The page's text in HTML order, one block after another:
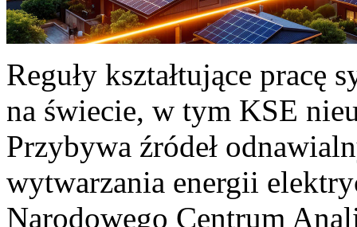
Reguły kształtujące pracę
na świecie, w tym KSE
Przybywa źródeł
wytwarzania energii
Narodowego Centrum